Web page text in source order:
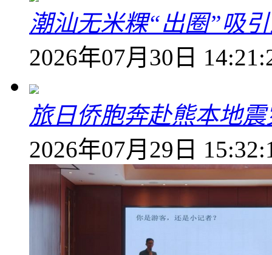
潮汕无米粿“出圈”吸
2026年07月30日
旅日侨胞奔赴熊本地
2026年07月29日